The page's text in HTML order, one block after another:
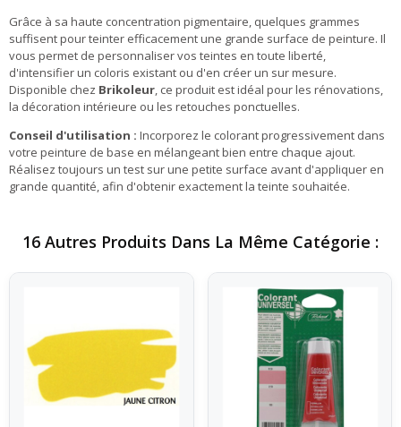
Grâce à sa haute concentration pigmentaire, quelques grammes
suffisent pour teinter efficacement une grande surface de peinture. Il
vous permet de personnaliser vos teintes en toute liberté,
d'intensifier un coloris existant ou d'en créer un sur mesure.
Disponible chez Brikoleur, ce produit est idéal pour les rénovations,
la décoration intérieure ou les retouches ponctuelles.
Conseil d'utilisation : Incorporez le colorant progressivement dans
votre peinture de base en mélangeant bien entre chaque ajout.
Réalisez toujours un test sur une petite surface avant d'appliquer en
grande quantité, afin d'obtenir exactement la teinte souhaitée.
16 Autres Produits Dans La Même Catégorie :